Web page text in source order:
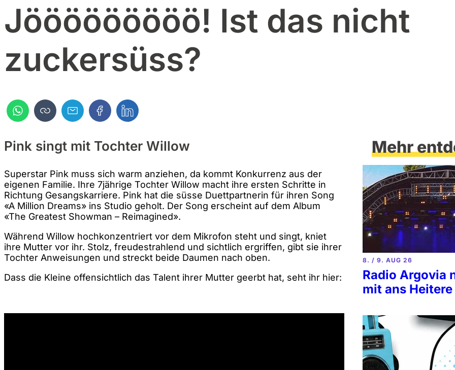
Jööööööööö! Ist das nicht
zuckersüss?
Pink singt mit Tochter Willow
Superstar Pink muss sich warm anziehen, da kommt Konkurrenz aus der
eigenen Familie. Ihre 7jährige Tochter Willow macht ihre ersten Schritte in
Richtung Gesangskarriere. Pink hat die süsse Duettpartnerin für ihren Song
«A Million Dreams» ins Studio geholt. Der Song erscheint auf dem Album
«The Greatest Showman – Reimagined».
Während Willow hochkonzentriert vor dem Mikrofon steht und singt, kniet
ihre Mutter vor ihr. Stolz, freudestrahlend und sichtlich ergriffen, gibt sie ihrer
Tochter Anweisungen und streckt beide Daumen nach oben.
Dass die Kleine offensichtlich das Talent ihrer Mutter geerbt hat, seht ihr hier:
Mehr
8. / 9. AUG 26
Radio Argovia
mit ans Heitere